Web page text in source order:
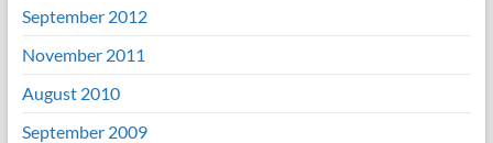
September 2012
November 2011
August 2010
September 2009